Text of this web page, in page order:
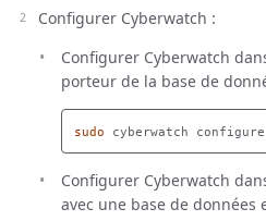
Configurer Cyberwatch :
Configurer Cyberwatch
porteur de la base de
sudo cyberwatch configure
Configurer Cyberwatch
avec une base de données